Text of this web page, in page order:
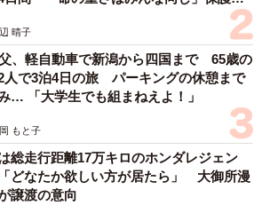
晴子
、軽自動車で新潟から四国まで 65歳の
人で3泊4日の旅 パーキングの休憩まで
… 「大学生でも組まねえよ！」
もと子
総走行距離17万キロのホンダレジェン
どなたか欲しい方が居たら」 大御所漫
譲渡の意向